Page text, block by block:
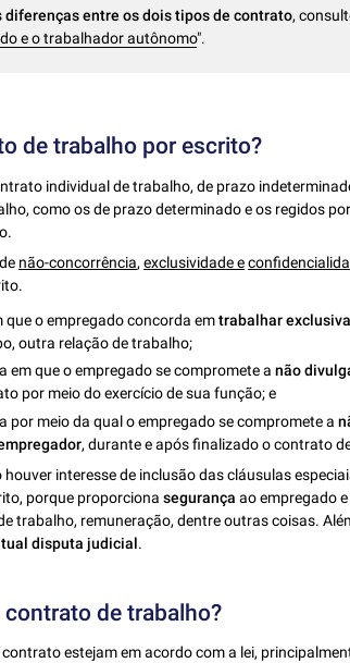
diferenças entre os dois tipos de contrato,
e o trabalhador autônomo".
de trabalho por escrito?
individual de trabalho, de prazo
como os de prazo determinado e os regidos
não-concorrência,exclusividade e
que o empregado concorda emtrabalhar
outra relação de trabalho;
em que o empregado se compromete anão
por meio do exercício de sua função; e
por meio da qual o empregado se compromete a
, durante e após finalizado o contrato
interesse de inclusão das cláusulas
porque proporcionasegurança ao empregado
trabalho, remuneração, dentre outras coisas.
disputa judicial.
de trabalho?
estejam em acordo com a lei,